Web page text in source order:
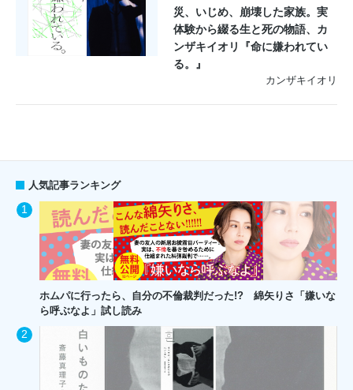
災、いじめ、崩壊した家族。実
体験から綴る生と死の物語、カ
ンザキイオリ『命に嫌われてい
る。』
カンザキイオリ
人気記事ランキング
ホムパに行ったら、自分の不倫裁判だった!? 綿矢りさ「嫌いな
ら呼ぶなよ」試し読み